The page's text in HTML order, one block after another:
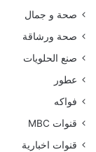
صحة و جمال
صحة ورشاقة
صنع الحلويات
عطور
فواكه
قنوات MBC
قنوات اخبارية